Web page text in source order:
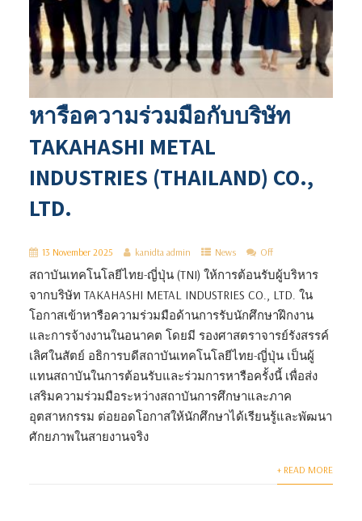
หารือความร่วมมือกับบริษัท
TAKAHASHI METAL
INDUSTRIES (THAILAND) CO.,
LTD.
13 November 2025 kanidta admin News Off
สถาบันเทคโนโลยีไทย-ญี่ปุ่น (TNI) ให้การต้อนรับผู้บริหาร
จากบริษัท TAKAHASHI METAL INDUSTRIES CO., LTD. ใน
โอกาสเข้าหารือความร่วมมือด้านการรับนักศึกษาฝึกงาน
และการจ้างงานในอนาคต โดยมี รองศาสตราจารย์รังสรรค์
เลิศในสัตย์ อธิการบดีสถาบันเทคโนโลยีไทย-ญี่ปุ่น เป็นผู้
แทนสถาบันในการต้อนรับและร่วมการหารือครั้งนี้ เพื่อส่ง
เสริมความร่วมมือระหว่างสถาบันการศึกษาและภาค
อุตสาหกรรม ต่อยอดโอกาสให้นักศึกษาได้เรียนรู้และพัฒนา
ศักยภาพในสายงานจริง
+ READ MORE